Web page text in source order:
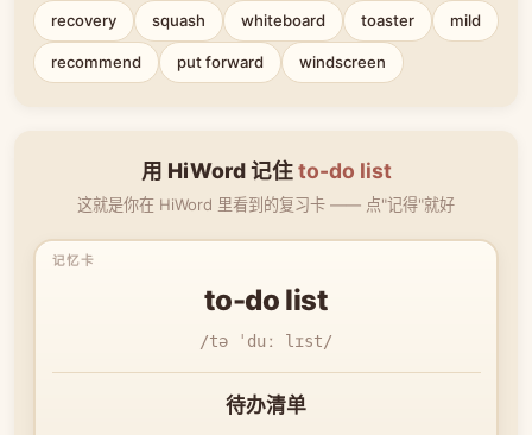
recovery squash whiteboard toaster mild
recommend put forward windscreen
用 HiWord 记住to-do list
这就是你在 HiWord 里看到的复习卡 —— 点"记得"就好
to-do list
/tə ˈduː lɪst/
待办清单